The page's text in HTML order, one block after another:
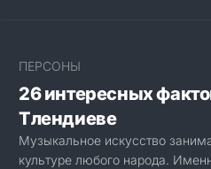
ПЕРСОНЫ
26 интересных
Тлендиеве
Музыкальное искусство
культуре любого народа.